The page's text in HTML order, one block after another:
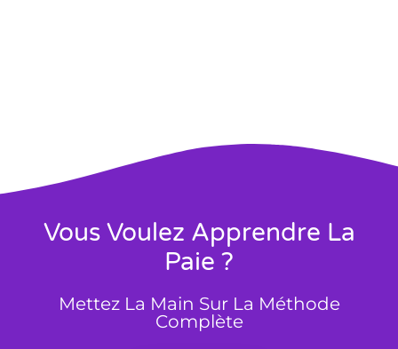
Vous Voulez Apprendre La
Paie ?
Mettez La Main Sur La Méthode
Complète